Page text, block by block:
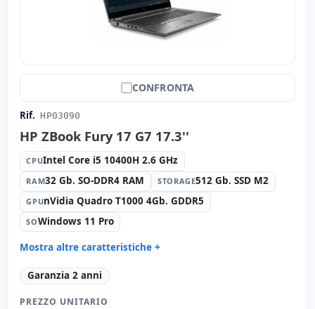
CONFRONTA
Rif. HP03090
HP ZBook Fury 17 G7 17.3''
CPUIntel Core i5 10400H 2.6 GHz
RAM32 Gb. SO-DDR4 RAM STORAGE512 Gb. SSD M2
GPUnVidia Quadro T1000 4Gb. GDDR5
SOWindows 11 Pro
Mostra altre caratteristiche +
Suono: Bang & Olufsen audio
Rete: Intel Connection L219-LM
Porte: 2x USB-C · 3x USB 3.1
Garanzia 2 anni
PREZZO UNITARIO